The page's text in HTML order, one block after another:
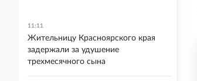
11:11
Жительницу Красноярского края
задержали за удушение
трехмесячного сына